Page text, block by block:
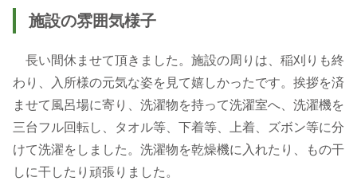
施設の雰囲気様子
長い間休ませて頂きました。施設の周りは、稲刈りも終
わり、入所様の元気な姿を見て嬉しかったです。挨拶を済
ませて風呂場に寄り、洗濯物を持って洗濯室へ、洗濯機を
三台フル回転し、タオル等、下着等、上着、ズボン等に分
けて洗濯をしました。洗濯物を乾燥機に入れたり、もの干